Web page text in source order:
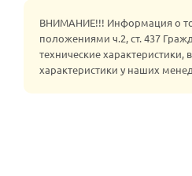
ВНИМАНИЕ!!! Информация о
положениями ч.2, ст. 437
технические
характеристики у наших